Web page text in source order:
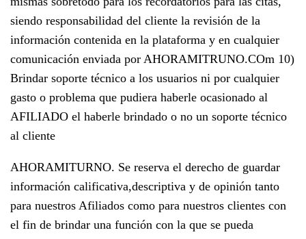
siendo responsabilidad del cliente la revisión de la
información contenida en la plataforma y en cualquier
comunicación enviada por AHORAMITRUNO.COm 10)
Brindar soporte técnico a los usuarios ni por cualquier
gasto o problema que pudiera haberle ocasionado al
AFILIADO el haberle brindado o no un soporte técnico
al cliente
AHORAMITURNO. Se reserva el derecho de guardar
información calificativa,descriptiva y de opinión tanto
para nuestros Afiliados como para nuestros clientes con
el fin de brindar una función con la que se pueda